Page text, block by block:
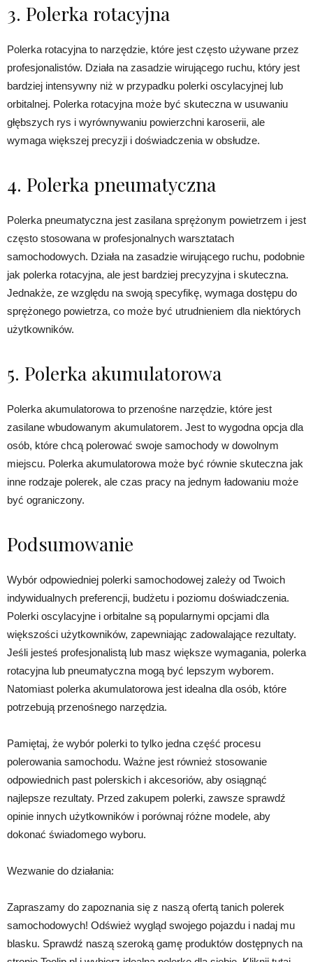
3. Polerka rotacyjna
Polerka rotacyjna to narzędzie, które jest często używane przez
profesjonalistów. Działa na zasadzie wirującego ruchu, który jest
bardziej intensywny niż w przypadku polerki oscylacyjnej lub
orbitalnej. Polerka rotacyjna może być skuteczna w usuwaniu
głębszych rys i wyrównywaniu powierzchni karoserii, ale
wymaga większej precyzji i doświadczenia w obsłudze.
4. Polerka pneumatyczna
Polerka pneumatyczna jest zasilana sprężonym powietrzem i jest
często stosowana w profesjonalnych warsztatach
samochodowych. Działa na zasadzie wirującego ruchu, podobnie
jak polerka rotacyjna, ale jest bardziej precyzyjna i skuteczna.
Jednakże, ze względu na swoją specyfikę, wymaga dostępu do
sprężonego powietrza, co może być utrudnieniem dla niektórych
użytkowników.
5. Polerka akumulatorowa
Polerka akumulatorowa to przenośne narzędzie, które jest
zasilane wbudowanym akumulatorem. Jest to wygodna opcja dla
osób, które chcą polerować swoje samochody w dowolnym
miejscu. Polerka akumulatorowa może być równie skuteczna jak
inne rodzaje polerek, ale czas pracy na jednym ładowaniu może
być ograniczony.
Podsumowanie
Wybór odpowiedniej polerki samochodowej zależy od Twoich
indywidualnych preferencji, budżetu i poziomu doświadczenia.
Polerki oscylacyjne i orbitalne są popularnymi opcjami dla
większości użytkowników, zapewniając zadowalające rezultaty.
Jeśli jesteś profesjonalistą lub masz większe wymagania, polerka
rotacyjna lub pneumatyczna mogą być lepszym wyborem.
Natomiast polerka akumulatorowa jest idealna dla osób, które
potrzebują przenośnego narzędzia.
Pamiętaj, że wybór polerki to tylko jedna część procesu
polerowania samochodu. Ważne jest również stosowanie
odpowiednich past polerskich i akcesoriów, aby osiągnąć
najlepsze rezultaty. Przed zakupem polerki, zawsze sprawdź
opinie innych użytkowników i porównaj różne modele, aby
dokonać świadomego wyboru.
Wezwanie do działania:
Zapraszamy do zapoznania się z naszą ofertą tanich polerek
samochodowych! Odśwież wygląd swojego pojazdu i nadaj mu
blasku. Sprawdź naszą szeroką gamę produktów dostępnych na